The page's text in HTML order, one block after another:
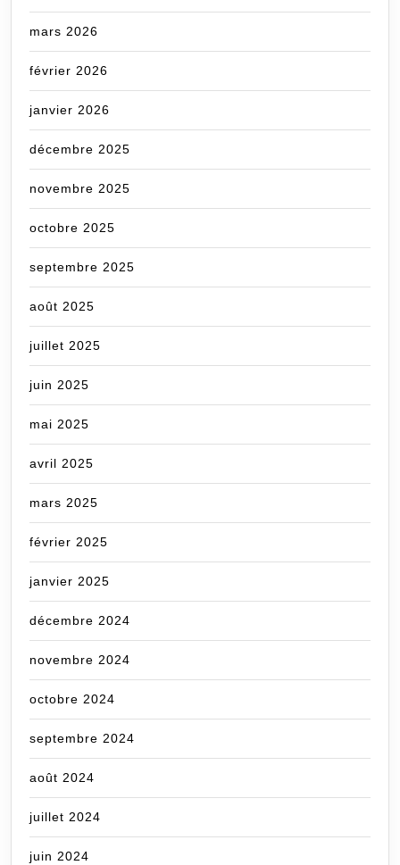
mars 2026
février 2026
janvier 2026
décembre 2025
novembre 2025
octobre 2025
septembre 2025
août 2025
juillet 2025
juin 2025
mai 2025
avril 2025
mars 2025
février 2025
janvier 2025
décembre 2024
novembre 2024
octobre 2024
septembre 2024
août 2024
juillet 2024
juin 2024